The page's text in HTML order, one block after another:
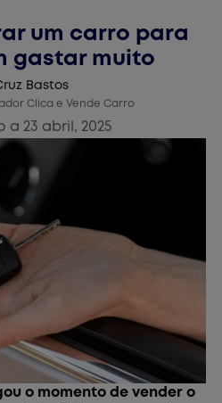
um carro para
gastar muito
Bastos
Clica e Vende Carro
a 23 abril, 2025
o momento de vender o